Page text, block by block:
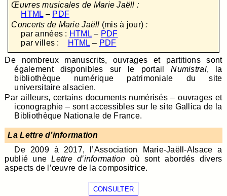
Œuvres musicales de Marie Jaëll :
HTML – PDF
Concerts de Marie Jaëll (mis à jour) :
par années : HTML– PDF
par villes :
HTML – PDF
De nombreux manuscrits, ouvrages et partitions sont
également disponibles sur le portailNumistral, la
bibliothèque numérique patrimoniale du site
universitaire alsacien.
Par ailleurs, certains documents numérisés – ouvrages et
iconographie – sont accessibles sur le site Gallica de la
Bibliothèque Nationale de France.
La Lettre d’information
De 2009 à 2017, l’Association Marie-Jaëll-Alsace a
publié uneLettre d’information où sont abordés divers
aspects de l’œuvre de la compositrice.
CONSULTER